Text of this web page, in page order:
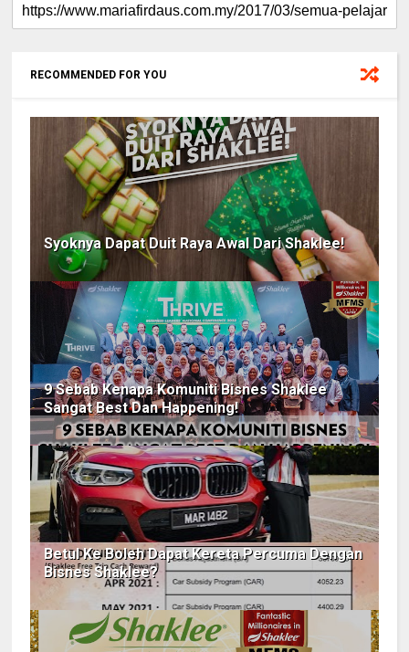
RECOMMENDED FOR YOU
Syoknya Dapat Duit Raya Awal Dari Shaklee!
9 Sebab Kenapa Komuniti Bisnes Shaklee
Sangat Best Dan Happening!
Betul Ke Boleh Dapat Kereta Percuma Dengan
Bisnes Shaklee?